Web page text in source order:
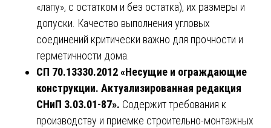
«лапу», с остатком и без остатка), их размеры и
допуски. Качество выполнения угловых
соединений критически важно для прочности и
герметичности дома.
СП 70.13330.2012 «Несущие и ограждающие
конструкции. Актуализированная редакция
СНиП 3.03.01-87». Содержит требования к
производству и приемке строительно-монтажных